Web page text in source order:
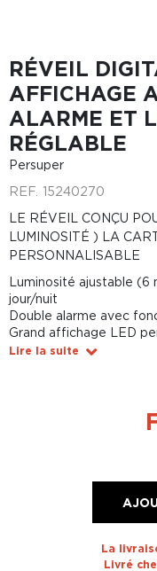
RÉVEIL
AFFICHAGE
ALARME ET
RÉGLABLE
Persuper
REF. 15240270
LE RÉVEIL CONÇU
LUMINOSITÉ ) LA
PERSONNALISABLE
Luminosité ajustable
jour/nuit
Double alarme avec
Grand affichage LED
Lire la suite
La
Livré